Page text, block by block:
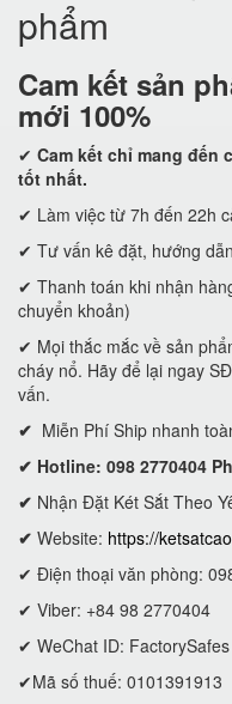
phẩm
Cam kết sản
mới 100%
✔ Cam kết chỉ mang đến
tốt nhất.
✔ Làm việc từ 7h đến 22h
✔ Tư vấn kê đặt, hướng
✔ Thanh toán khi nhận
chuyển khoản)
✔ Mọi thắc mắc về sản
cháy nổ. Hãy để lại ngay
vấn.
✔ Miễn Phí Ship nhanh
✔ Hotline: 098 2770404
✔ Nhận Đặt Két Sắt Theo
✔ Website: https://
✔ Điện thoại văn phòng:
✔ Viber: +84 98 2770404
✔ WeChat ID: FactorySafes
✔Mã số thuế: 0101391913